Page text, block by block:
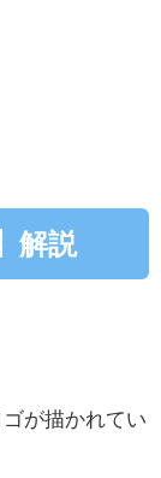
解説
が描かれてい